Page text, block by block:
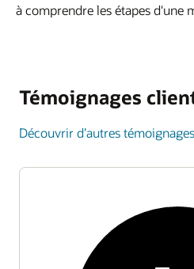
à comprendre les étapes d'une
Témoignages
Découvrir d’autres